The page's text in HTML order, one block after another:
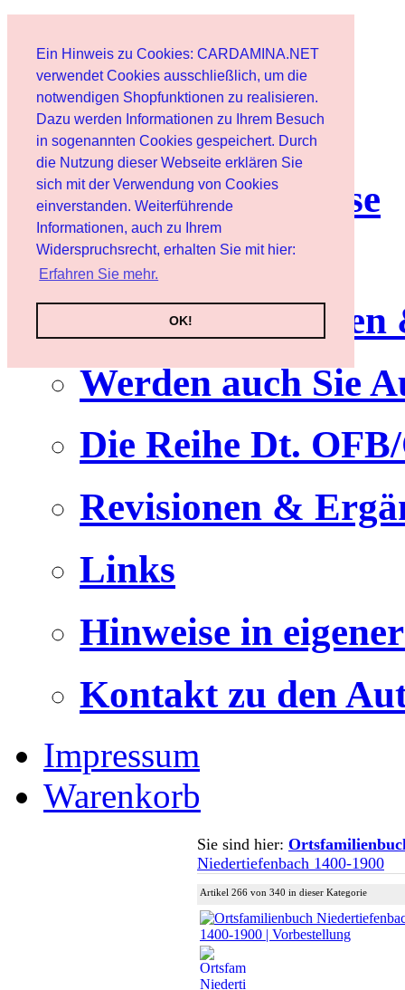
Ein Hinweis zu Cookies: CARDAMINA.NET
verwendet Cookies ausschließlich, um die
notwendigen Shopfunktionen zu realisieren.
Dazu werden Informationen zu Ihrem Besuch
in sogenannten Cookies gespeichert. Durch
die Nutzung dieser Webseite erklären Sie
sich mit der Verwendung von Cookies
einverstanden. Weiterführende
Informationen, auch zu Ihrem
Widerspruchsrecht, erhalten Sie mit hier:
Erfahren Sie mehr.
OK!
Benutzer
Newsletter
Nutzungshinweise
Service
Werden auch Sie
Die Reihe Dt.
Revisionen &
Links
Hinweise in
Kontakt zu den
Impressum
Warenkorb
Sie sind hier:
Niedertiefenbach 1400-1900
Artikel 266 von 340 in dieser Kategorie